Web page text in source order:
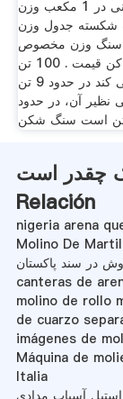
سنگ آهک زنی در 1 مکعب وزن
جدول وزن
وزن مخصوص
سنگ خرد کن قیمت . 100 تن
سنگ خرد می کند در حدود 9 تن
نظیر آن، در حدود
چقدر است
Relación
nigeria arena
Molino De
در سند پاکستان
canteras de
molino de rollo
de cuarzo
imágenes de
Máquina de
Italia
استیل آسیاب مدادی